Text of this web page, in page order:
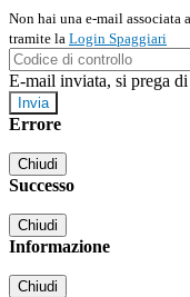
Non hai una e-mail associata
tramite la Login Spaggiari
E-mail inviata, si prega
Errore
Chiudi
Successo
Chiudi
Informazione
Chiudi